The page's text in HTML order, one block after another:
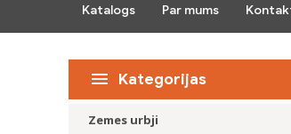
Katalogs Par mums
Kategorijas
Zemes urbji